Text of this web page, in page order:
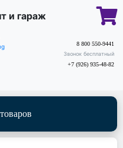
и гараж
8 800 550-9441
Звонок бесплатный
+7 (926) 935-48-82